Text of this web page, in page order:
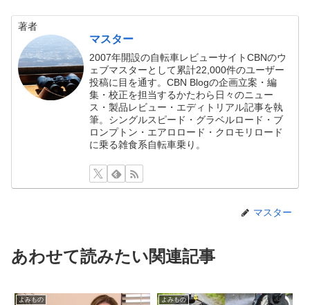
著者
マスター
2007年開設の自転車レビューサイトCBNのウ
ェブマスターとして累計22,000件のユーザー
投稿に目を通す。CBN Blogの企画立案・編
集・校正を担当するかたわら日々のニュー
ス・製品レビュー・エディトリアル記事を執
筆。シングルスピード・グラベルロード・ブ
ロンプトン・エアロロード・クロモリロード
に乗る雑食系自転車乗り。
マスター
あわせて読みたい関連記事
よみもの よみもの